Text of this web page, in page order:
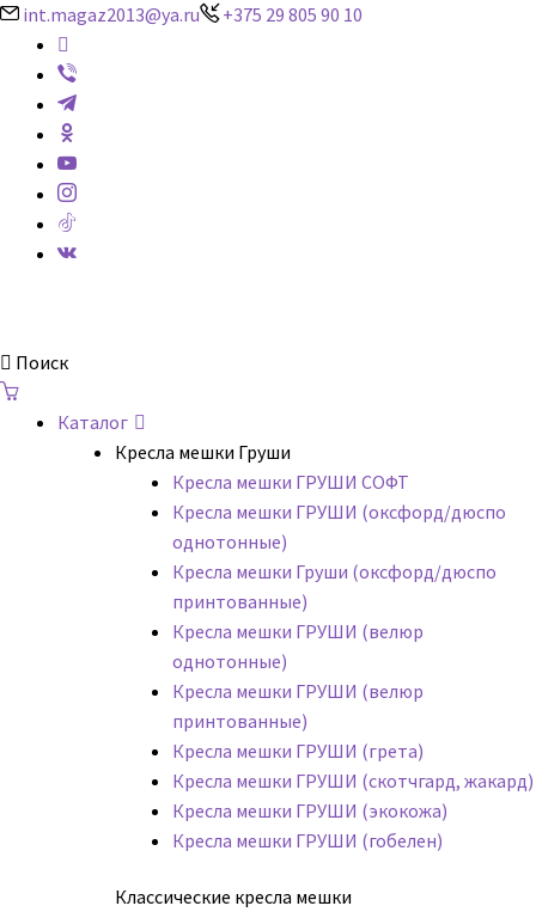
int.magaz2013@ya.ru +375 29 805 90 10
Поиск
Каталог
Кресла мешки Груши
Кресла мешки ГРУШИ СОФТ
Кресла мешки ГРУШИ (оксфорд/дюспо
однотонные)
Кресла мешки Груши (оксфорд/дюспо
принтованные)
Кресла мешки ГРУШИ (велюр
однотонные)
Кресла мешки ГРУШИ (велюр
принтованные)
Кресла мешки ГРУШИ (грета)
Кресла мешки ГРУШИ (скотчгард, жакард)
Кресла мешки ГРУШИ (экокожа)
Кресла мешки ГРУШИ (гобелен)
Классические кресла мешки